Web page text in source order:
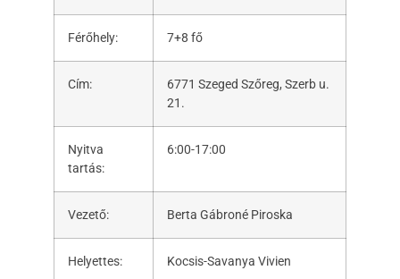
Férőhely: 7+8 fő
Cím:
6771 Szeged Szőreg, Szerb u.
21.
Nyitva
tartás:
6:00-17:00
Vezető: Berta Gábroné Piroska
Helyettes: Kocsis-Savanya Vivien